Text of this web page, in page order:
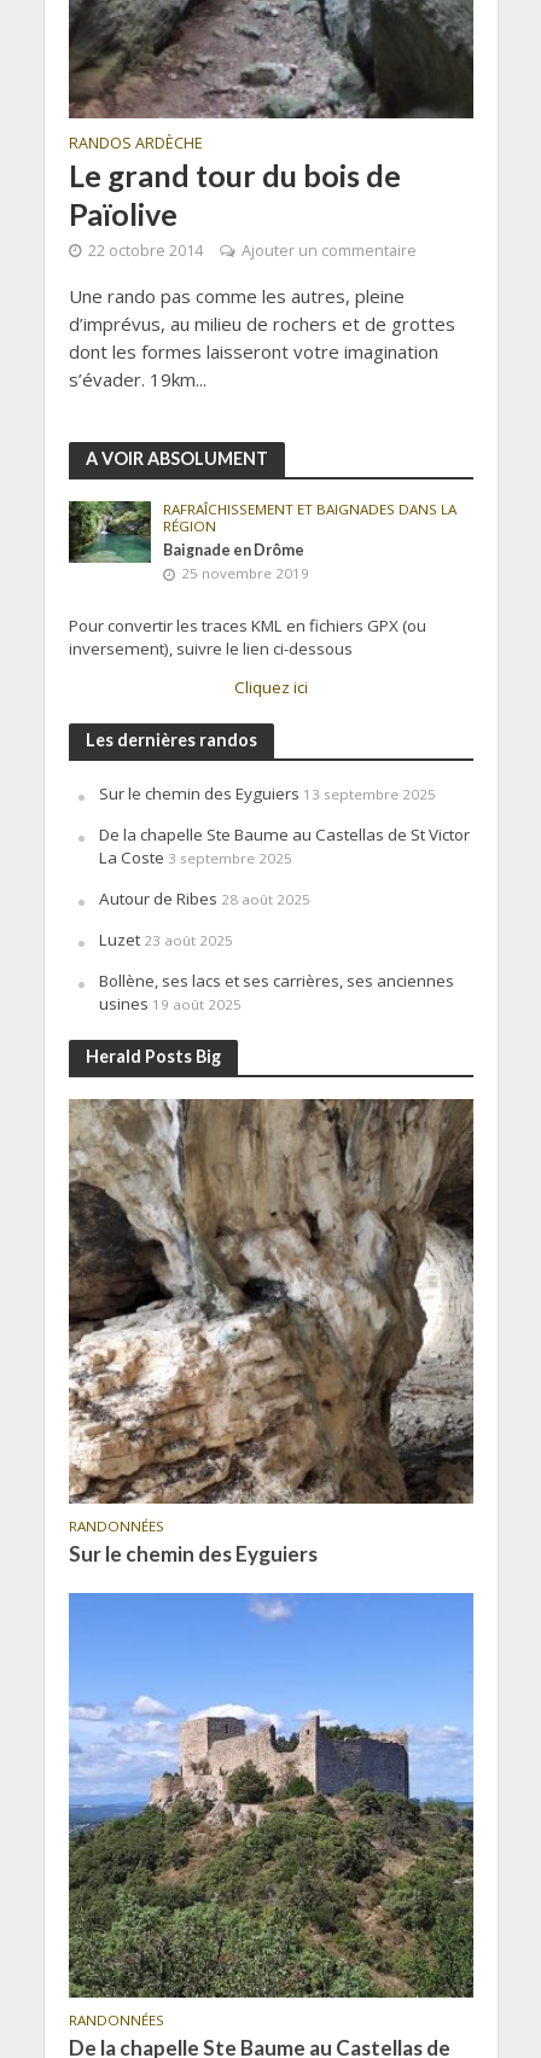
RANDOS ARDÈCHE
Le grand tour du bois de
Païolive
22 octobre 2014 Ajouter un commentaire
Une rando pas comme les autres, pleine
d’imprévus, au milieu de rochers et de grottes
dont les formes laisseront votre imagination
s’évader. 19km...
A VOIR ABSOLUMENT
RAFRAÎCHISSEMENT ET BAIGNADES DANS LA
RÉGION
Baignade en Drôme
25 novembre 2019
Pour convertir les traces KML en fichiers GPX (ou
inversement), suivre le lien ci-dessous
Cliquez ici
Les dernières randos
Sur le chemin des Eyguiers 13 septembre 2025
De la chapelle Ste Baume au Castellas de St Victor
La Coste 3 septembre 2025
Autour de Ribes 28 août 2025
Luzet 23 août 2025
Bollène, ses lacs et ses carrières, ses anciennes
usines 19 août 2025
Herald Posts Big
RANDONNÉES
Sur le chemin des Eyguiers
RANDONNÉES
De la chapelle Ste Baume au Castellas de